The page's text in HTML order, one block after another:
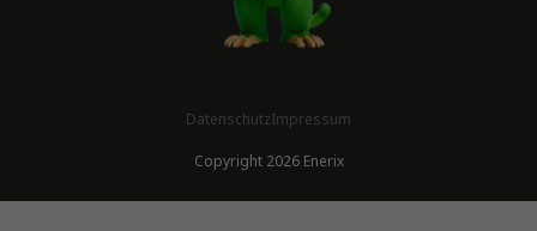
Copyright 2026 Enerix
DatenschutzImpressum